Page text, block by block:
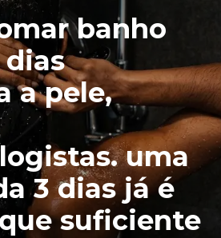
banho
a pele,
uma
3 dias já é
suficiente